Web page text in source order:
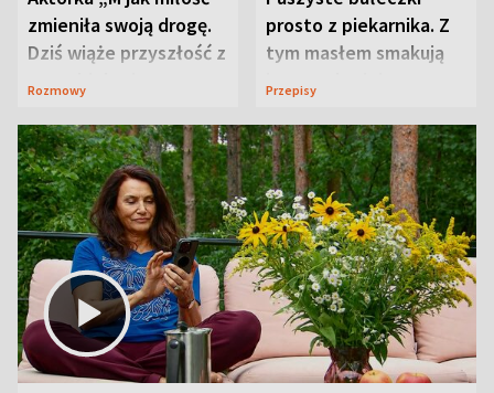
zmieniła swoją drogę.
Dziś wiąże przyszłość z
neurobiologią
Rozmowy
prosto z piekarnika. Z
tym masłem smakują
jeszcze lepiej
Przepisy